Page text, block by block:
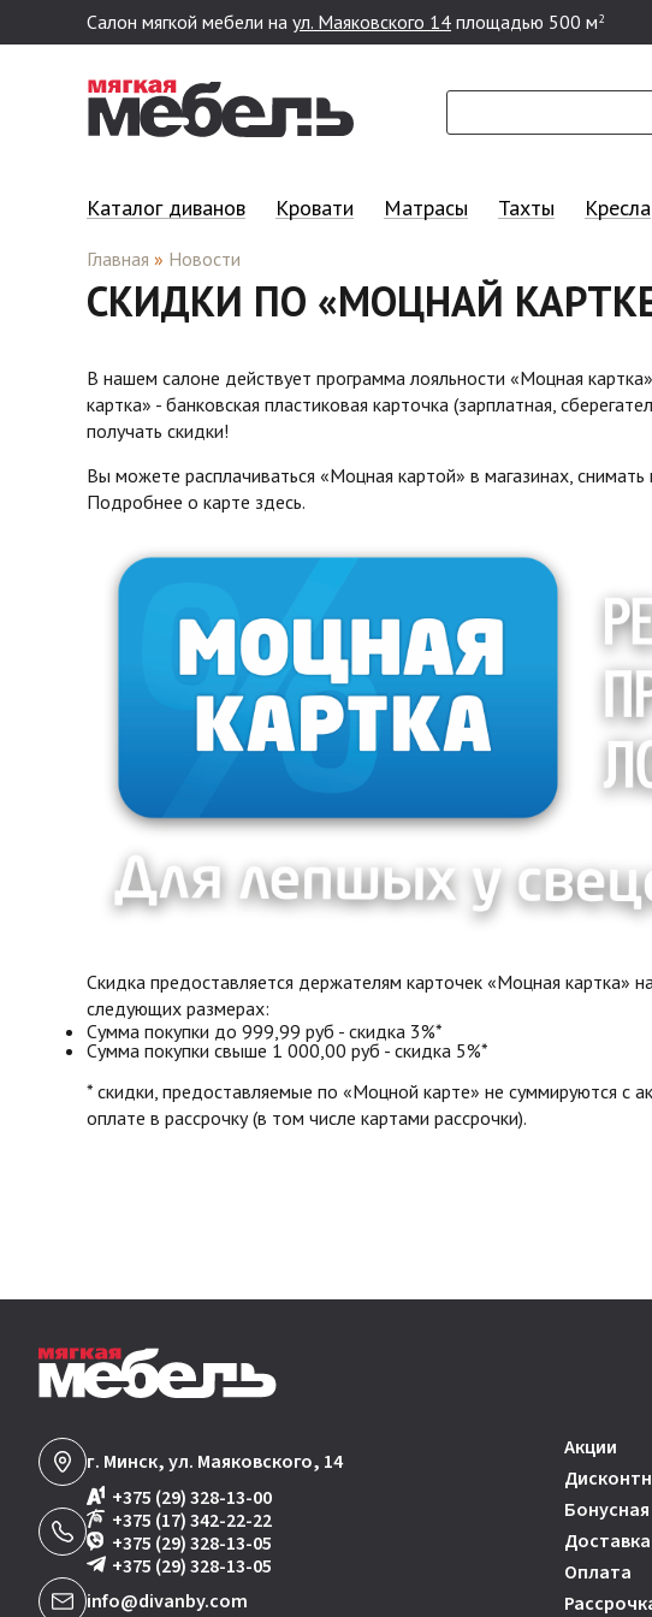
Перейти к основному содержанию
Салон мягкой мебели на ул. Маяковского 14 площадью 500 м2
Каталог диванов Кровати Матрасы Тахты Кресла
Главная » Новости
СКИДКИ ПО «МОЦНАЙ
В нашем салоне действует программа лояльности «Моцная
картка» - банковская пластиковая карточка (зарплатная,
получать скидки!
Вы можете расплачиваться «Моцная картой» в магазинах,
Подробнее о карте здесь.
Скидка предоставляется держателям карточек «Моцная картка»
следующих размерах:
Сумма покупки до 999,99 руб - скидка 3%*
Сумма покупки свыше 1 000,00 руб - скидка 5%*
* скидки, предоставляемые по «Моцной карте» не суммируются с
оплате в рассрочку (в том числе картами рассрочки).
г. Минск, ул. Маяковского, 14
+375 (29) 328-13-00
+375 (17) 342-22-22
+375 (29) 328-13-05
+375 (29) 328-13-05
info@divanby.com
Акции
Доставка
Оплата